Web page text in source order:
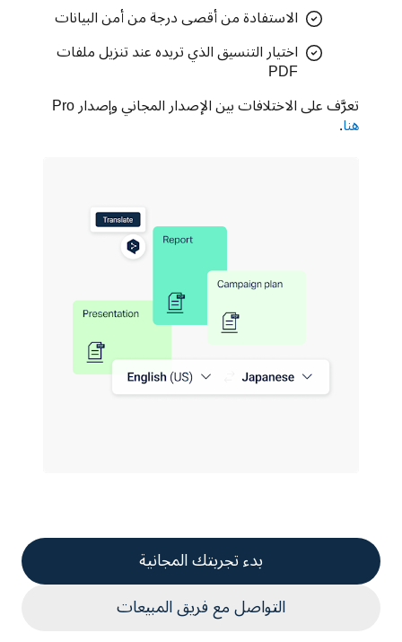
الاستفادة من أقصى درجة من أمن البيانات
اختيار التنسيق الذي تريده عند تنزيل ملفات
PDF
تعرَّف على الاختلافات بين الإصدار المجاني وإصدار Pro
هنا.
بدء تجربتك المجانية
التواصل مع فريق المبيعات